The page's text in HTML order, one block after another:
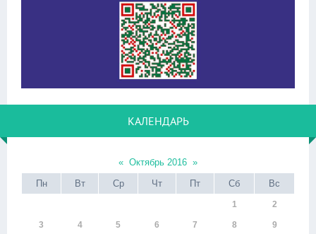
КАЛЕНДАРЬ
« Октябрь 2016 »
Пн
Вт Ср Чт Пт Сб Вс
1 2
3 4 5 6 7 8 9